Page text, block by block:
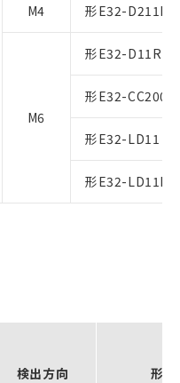
M4 形E32-D211R
M6
形E32-D11R
形E32-CC200
形E32-LD11
形E32-LD11R
検出方向 形式